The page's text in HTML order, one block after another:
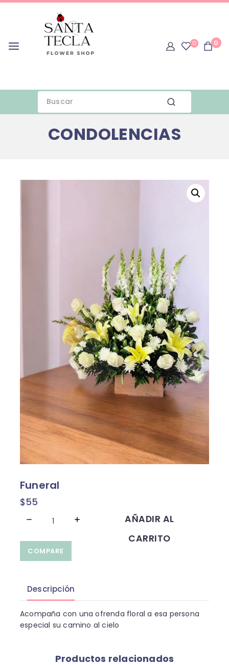
0 0
CONDOLENCIAS
Funeral
$55
AÑADIR AL
CARRITO
COMPARE
Descripción
Acompaña con una ofrenda floral a esa persona
especial su camino al cielo
Productos relacionados